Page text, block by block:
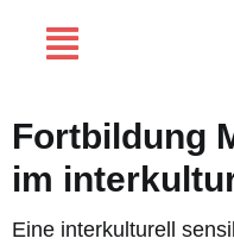
Fortbildung
im
Eine interkulturell